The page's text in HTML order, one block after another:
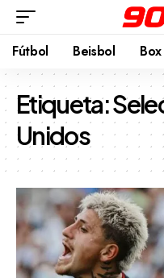
Fútbol Beisbol Box
Etiqueta:
Unidos